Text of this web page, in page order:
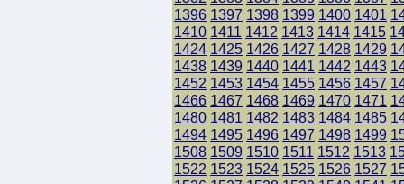
1396 1397 1398 1399 1400 1401
1410 1411 1412 1413 1414 1415
1424 1425 1426 1427 1428 1429
1438 1439 1440 1441 1442 1443
1452 1453 1454 1455 1456 1457
1466 1467 1468 1469 1470 1471
1480 1481 1482 1483 1484 1485
1494 1495 1496 1497 1498 1499
1508 1509 1510 1511 1512 1513
1522 1523 1524 1525 1526 1527